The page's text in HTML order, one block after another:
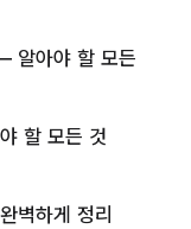
알아야 할 모든
할 모든 것
벽하게 정리